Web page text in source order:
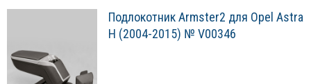
Подлокотник Armster2 для Opel Astra
H (2004-2015) № V00346